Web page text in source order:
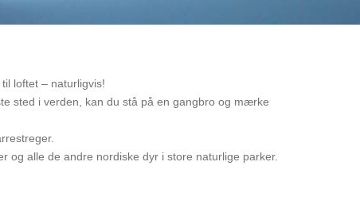
loftet – naturligvis!
sted i verden, kan du stå på en gangbro og mærke
alle de andre nordiske dyr i store naturlige parker.